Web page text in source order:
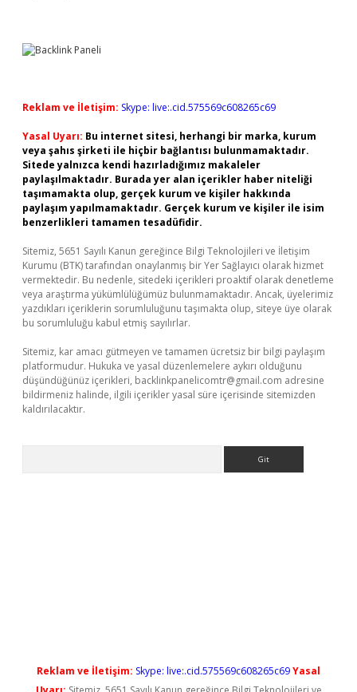
Reklam ve İletişim: Skype: live:.cid.575569c608265c69
Yasal Uyarı: Bu internet sitesi, herhangi bir marka, kurum
veya şahıs şirketi ile hiçbir bağlantısı bulunmamaktadır.
Sitede yalnızca kendi hazırladığımız makaleler
paylaşılmaktadır. Burada yer alan içerikler haber niteliği
taşımamakta olup, gerçek kurum ve kişiler hakkında
paylaşım yapılmamaktadır. Gerçek kurum ve kişiler ile isim
benzerlikleri tamamen tesadüfidir.
Sitemiz, 5651 Sayılı Kanun gereğince Bilgi Teknolojileri ve İletişim
Kurumu (BTK) tarafından onaylanmış bir Yer Sağlayıcı olarak hizmet
vermektedir. Bu nedenle, sitedeki içerikleri proaktif olarak denetleme
veya araştırma yükümlülüğümüz bulunmamaktadır. Ancak, üyelerimiz
yazdıkları içeriklerin sorumluluğunu taşımakta olup, siteye üye olarak
bu sorumluluğu kabul etmiş sayılırlar.
Sitemiz, kar amacı gütmeyen ve tamamen ücretsiz bir bilgi paylaşım
platformudur. Hukuka ve yasal düzenlemelere aykırı olduğunu
düşündüğünüz içerikleri, backlinkpanelicomtr@gmail.com adresine
bildirmeniz halinde, ilgili içerikler yasal süre içerisinde sitemizden
kaldırılacaktır.
Reklam ve İletişim: Skype: live:.cid.575569c608265c69Yasal